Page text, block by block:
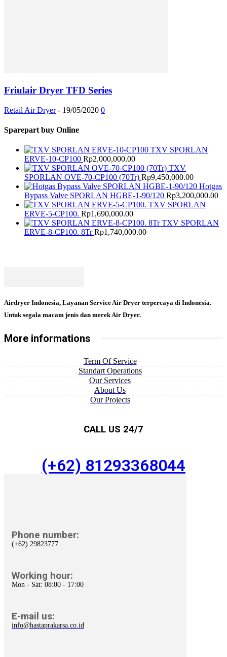
Friulair Dryer TFD Series
Retail Air Dryer - 19/05/2020 0
Sparepart buy Online
TXV SPORLAN
ERVE-10-CP100 Rp2,000,000.00
TXV
SPORLAN OVE-70-CP100 (70Tr) Rp9,450,000.00
Hotgas
Bypass Valve SPORLAN HGBE-1-90/120 Rp3,200,000.00
TXV SPORLAN
ERVE-5-CP100. Rp1,690,000.00
TXV SPORLAN
ERVE-8-CP100. 8Tr Rp1,740,000.00
Airdryer Indonesia, Layanan Service Air Dryer terpercaya di Indonesia.
Untuk segala macam jenis dan merek Air Dryer.
More informations
Term Of Service
Standart Operations
Our Services
About Us
Our Projects
CALL US 24/7
(+62) 81293368044
Phone number:
(+62) 29823777
Working hour:
Mon - Sat: 08:00 - 17:00
E-mail us:
info@hastaprakarsa.co.id